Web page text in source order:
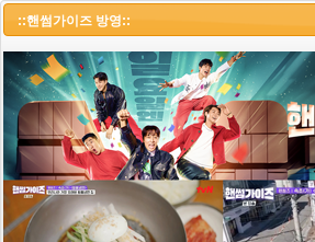
::냉면랩소디 1부::
::핸썸가이즈 방영::